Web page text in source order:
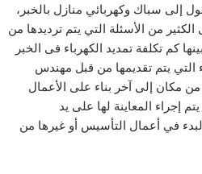
سباك وكهربائي منازل بالخبر،
من الأسئلة التي يتم ترديدها من
كم تكلفة تمديد الكهرباء فى الخبر
التي يتم تقديمها من قبل مهندس
مكان إلى آخر بناء على الأعمال
إجراء المعاينة لها على يد
في أعمال التأسيس أو غيرها من